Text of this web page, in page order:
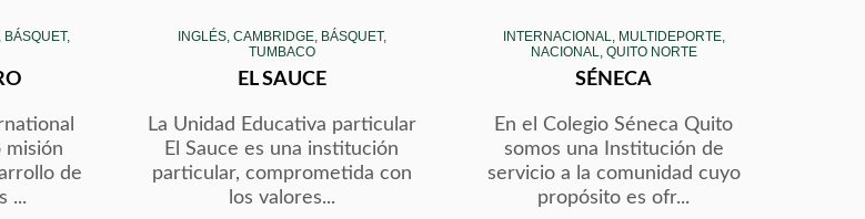
misión
de
...
INGLÉS, CAMBRIDGE, BÁSQUET,
TUMBACO
EL SAUCE
La Unidad Educativa particular
El Sauce es una institución
particular, comprometida con
los valores...
INTERNACIONAL, MULTIDEPORTE,
NACIONAL, QUITO NORTE
SÉNECA
En el Colegio Séneca Quito
somos una Institución de
servicio a la comunidad cuyo
propósito es ofr...